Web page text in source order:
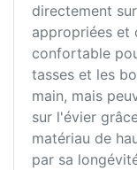
directement
appropriées et
confortable
tasses et les
main, mais
sur l'évier
matériau de
par sa